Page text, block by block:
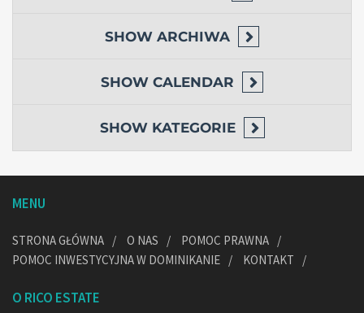
SHOW ARCHIWA
SHOW CALENDAR
SHOW KATEGORIE
MENU
STRONA GŁÓWNA O NAS
POMOC PRAWNA
POMOC INWESTYCYJNA W DOMINIKANIE
KONTAKT
O RICO ESTATE